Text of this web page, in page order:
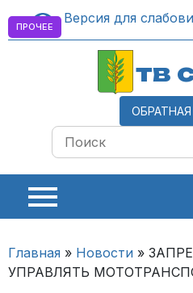
Версия для
тв
ОБРАТНАЯ
Главная » Новости »
УПРАВЛЯТЬ
ПРОЧЕЕ